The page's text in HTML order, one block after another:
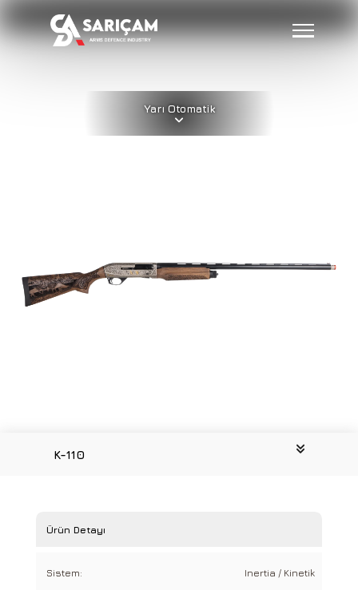
Yarı Otomatik
K-110
Ürün Detayı
Sistem: Inertia / Kinetik